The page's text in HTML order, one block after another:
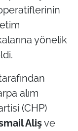
yönelik
alım
(CHP)
Alişve